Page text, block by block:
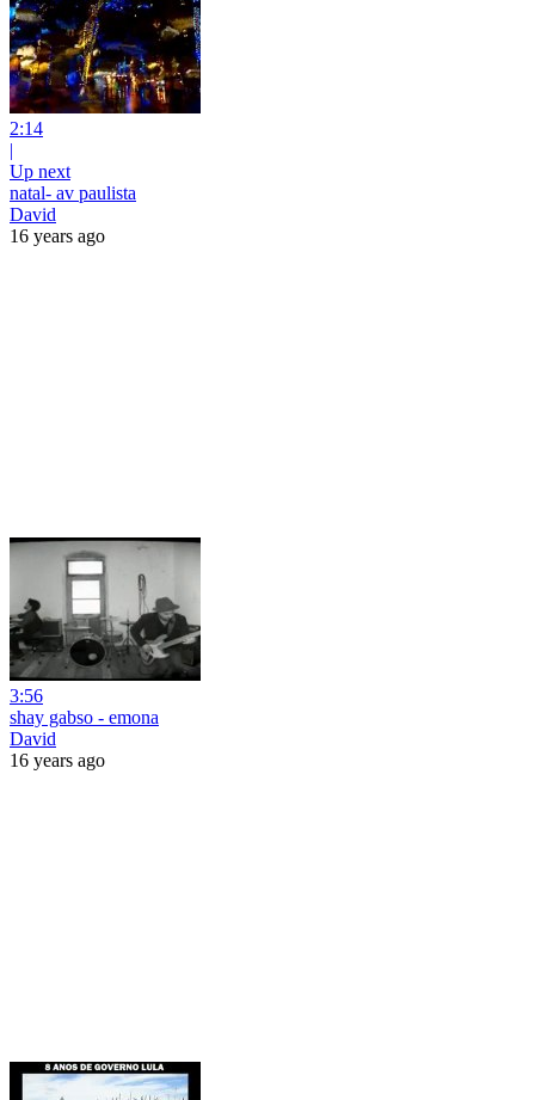
2:14
|
Up next
natal- av paulista
David
16 years ago
3:56
shay gabso - emona
David
16 years ago